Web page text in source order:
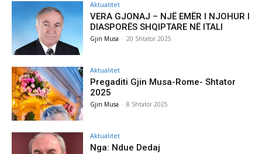
Aktualitet
VERA GJONAJ – NJË EMËR I NJOHUR I
DIASPORËS SHQIPTARE NË ITALI
Gjin Musa - 20 Shtator 2025
Aktualitet
Pregaditi Gjin Musa-Rome- Shtator
2025
Gjin Musa - 8 Shtator 2025
Aktualitet
Nga: Ndue Dedaj